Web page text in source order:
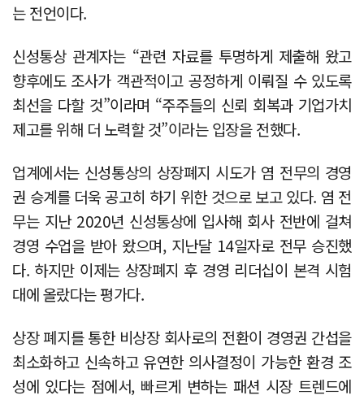
는 전언이다.
신성통상 관계자는 “관련 자료를 투명하게 제출해 왔고
향후에도 조사가 객관적이고 공정하게 이뤄질 수 있도록
최선을 다할 것”이라며 “주주들의 신뢰 회복과 기업가치
제고를 위해 더 노력할 것”이라는 입장을 전했다.
업계에서는 신성통상의 상장폐지 시도가 염 전무의 경영
권 승계를 더욱 공고히 하기 위한 것으로 보고 있다. 염 전
무는 지난 2020년 신성통상에 입사해 회사 전반에 걸쳐
경영 수업을 받아 왔으며, 지난달 14일자로 전무 승진했
다. 하지만 이제는 상장폐지 후 경영 리더십이 본격 시험
대에 올랐다는 평가다.
상장 폐지를 통한 비상장 회사로의 전환이 경영권 간섭을
최소화하고 신속하고 유연한 의사결정이 가능한 환경 조
성에 있다는 점에서, 빠르게 변하는 패션 시장 트렌드에